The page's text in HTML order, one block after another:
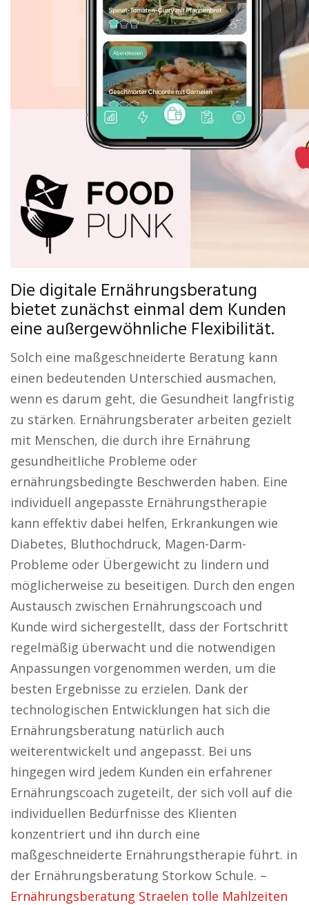
Die digitale Ernährungsberatung
bietet zunächst einmal dem Kunden
eine außergewöhnliche Flexibilität.
Solch eine maßgeschneiderte Beratung kann
einen bedeutenden Unterschied ausmachen,
wenn es darum geht, die Gesundheit langfristig
zu stärken. Ernährungsberater arbeiten gezielt
mit Menschen, die durch ihre Ernährung
gesundheitliche Probleme oder
ernährungsbedingte Beschwerden haben. Eine
individuell angepasste Ernährungstherapie
kann effektiv dabei helfen, Erkrankungen wie
Diabetes, Bluthochdruck, Magen-Darm-
Probleme oder Übergewicht zu lindern und
möglicherweise zu beseitigen. Durch den engen
Austausch zwischen Ernährungscoach und
Kunde wird sichergestellt, dass der Fortschritt
regelmäßig überwacht und die notwendigen
Anpassungen vorgenommen werden, um die
besten Ergebnisse zu erzielen. Dank der
technologischen Entwicklungen hat sich die
Ernährungsberatung natürlich auch
weiterentwickelt und angepasst. Bei uns
hingegen wird jedem Kunden ein erfahrener
Ernährungscoach zugeteilt, der sich voll auf die
individuellen Bedürfnisse des Klienten
konzentriert und ihn durch eine
maßgeschneiderte Ernährungstherapie führt. in
der Ernährungsberatung Storkow Schule. –
Ernährungsberatung Straelen tolle Mahlzeiten